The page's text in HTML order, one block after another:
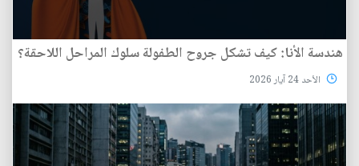
هندسة الأنا: كيف تشكل جروح الطفولة سلوك المراحل اللاحقة؟
الأحد 24 آيار 2026